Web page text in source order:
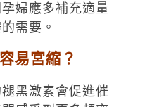
婦應多補充適量
需要。
易宮縮？
黑激素會促進催